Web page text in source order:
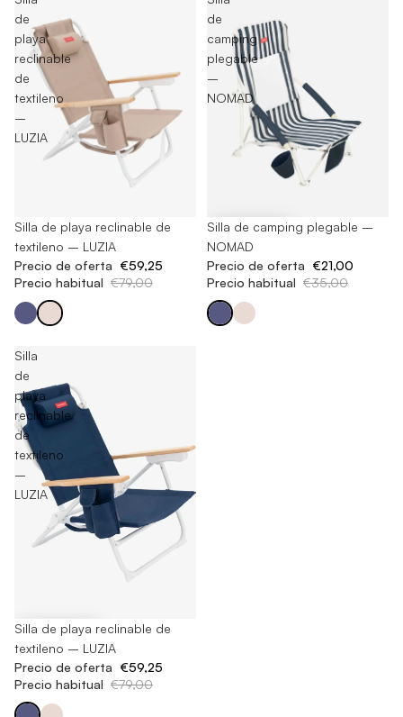
de
playa
reclinable
de
textileno
–
LUZIA
Agotado
Silla de playa reclinable de
textileno – LUZIA
Precio de oferta €59,25
Precio habitual €79,00
de
camping
plegable
–
NOMAD
-40%
Silla de camping plegable –
NOMAD
Precio de oferta €21,00
Precio habitual €35,00
Silla
de
playa
reclinable
de
textileno
–
LUZIA
-25%
Silla de playa reclinable de
textileno – LUZIA
Precio de oferta €59,25
Precio habitual €79,00